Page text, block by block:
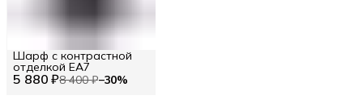
5 880 ₽8 400 ₽−30%
Шарф с контрастной
отделкой EA7